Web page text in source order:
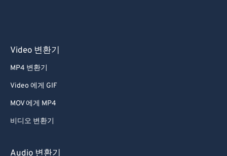
Video 변환기
MP4 변환기
Video 에게 GIF
MOV 에게 MP4
비디오 변환기
Audio 변환기